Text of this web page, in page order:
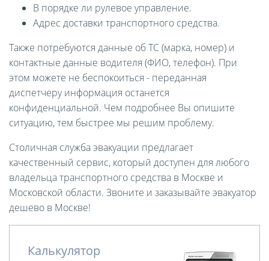
В порядке ли рулевое управление.
Адрес доставки транспортного средства.
Также потребуются данные об ТС (марка, номер) и
контактные данные водителя (ФИО, телефон). При
этом можете не беспокоиться - переданная
диспетчеру информация останется
конфиденциальной. Чем подробнее Вы опишите
ситуацию, тем быстрее мы решим проблему.
Столичная служба эвакуации предлагает
качественный сервис, который доступен для любого
владельца транспортного средства в Москве и
Московской области. Звоните и заказывайте эвакуатор
дешево в Москве!
Калькулятор